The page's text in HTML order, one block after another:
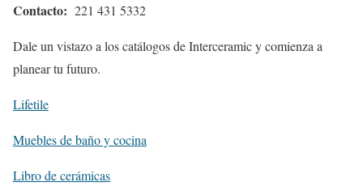
Contacto: 221 431 5332
Dale un vistazo a los catálogos de Interceramic y comienza a
planear tu futuro.
Lifetile
Muebles de baño y cocina
Libro de cerámicas